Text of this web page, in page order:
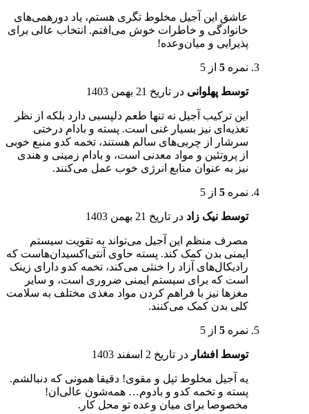
عاشق این آجیل مخلوط تگری هستم، یاد دورهمی‌های
خانوادگی و خاطرات خوش می‌افتم. انتخاب عالی برای
پذیرایی و میان‌وعده!
نمره 5 از 5
توسط پهلوانی در تاریخ 21 بهمن 1403
این ترکیب آجیل نه تنها طعم دلپسبی دارد بلکه از نظر
تغذیه‌ای نیز بسیار غنی است. پسته و بادام درختی
سرشار از چربی‌های سالم هستند، تخمه کدو منبع خوبی
از پروتئین و مواد معدنی است، و بادام زمینی و هندی
نیز به عنوان منابع انرژی خوب عمل می‌کنند.
نمره 5 از 5
توسط نیک زاد در تاریخ 21 بهمن 1403
مصرف منظم این آجیل می‌تواند به تقویت سیستم
ایمنی بدن کمک کند. پسته حاوی آنتی‌اکسیدان‌هاست که
رادیکال‌های آزاد را خنثی می‌کند، تخمه کدو دارای زینک
است که برای سیستم ایمنی ضروری است، و سایر
مغزها نیز با فراهم کردن مواد مغذی مختلف به سلامت
کلی بدن کمک می‌کنند.
نمره 5 از 5
توسط افشار در تاریخ 2 اسفند 1403
یه آجیل مخلوط تپل و مقوی! دقیقا همونی که دنبالشم.
پسته و تخمه کدو و بادوم… همه‌شون عالی‌ان!
مخصوصا برای میان وعده تو محل کار.